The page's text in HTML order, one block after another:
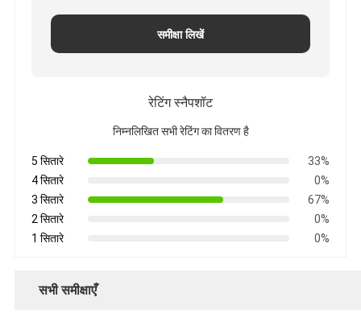
समीक्षा लिखें
रेटिंग स्नैपशॉट
निम्नलिखित सभी रेटिंग का वितरण है
5 सितारे
33%
4 सितारे
0%
3 सितारे
67%
2 सितारे
0%
1 सितारे
0%
सभी समीक्षाएँ